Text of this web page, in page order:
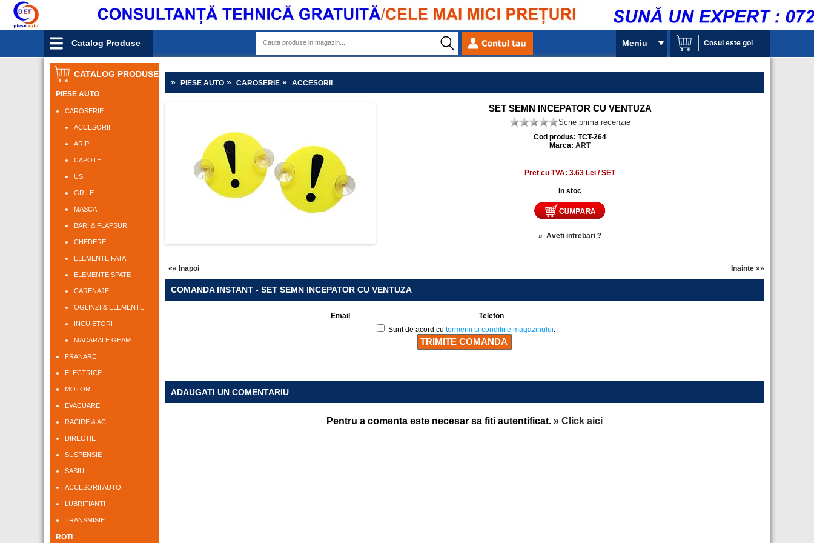
Catalog Produse Meniu Cosul este gol
CATALOG PRODUSE
PIESE AUTO
CAROSERIE
ACCESORII
ARIPI
CAPOTE
USI
GRILE
MASCA
BARI & FLAPSURI
CHEDERE
ELEMENTE FATA
ELEMENTE SPATE
CARENAJE
OGLINZI & ELEMENTE
INCUIETORI
MACARALE GEAM
FRANARE
ELECTRICE
MOTOR
EVACUARE
RACIRE & AC
DIRECTIE
SUSPENSIE
SASIU
ACCESORII AUTO
LUBRIFIANTI
TRANSMISIE
ROTI
» PIESE AUTO » CAROSERIE » ACCESORII
SET SEMN INCEPATOR CU VENTUZA
Scrie prima recenzie
Cod produs: TCT-264
Marca: ART
Pret cu TVA: 3.63 Lei / SET
In stoc
» Aveti intrebari ?
«« Inapoi Inainte »»
COMANDA INSTANT - SET SEMN INCEPATOR CU VENTUZA
Email
Telefon
Sunt de acord cu termenii si conditiile magazinului.
ADAUGATI UN COMENTARIU
Pentru a comenta este necesar sa fiti autentificat. » Click aici